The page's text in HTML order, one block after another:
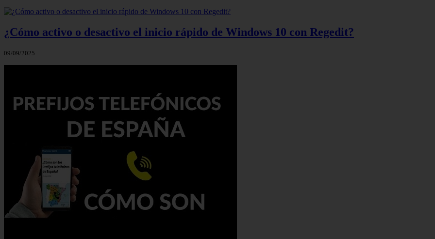
¿Cómo activo o desactivo el inicio rápido de Windows 10 con Regedit?
09/09/2025